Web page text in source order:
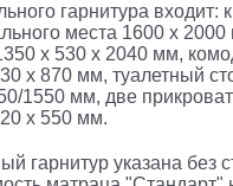
гарнитура входит:
места 1600 х
х 530 х 2040 мм,
х 870 мм, туалетный
1550 мм, две
х 550 мм.
гарнитур указана без